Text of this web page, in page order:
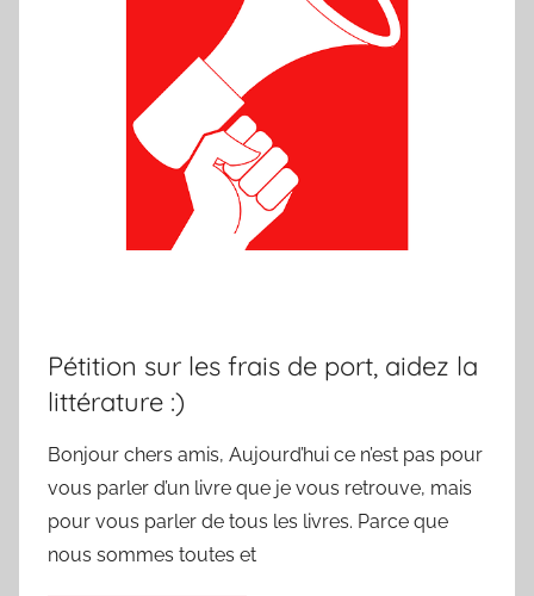
Pétition sur les frais de port, aidez la
littérature :)
Bonjour chers amis, Aujourd’hui ce n’est pas pour
vous parler d’un livre que je vous retrouve, mais
pour vous parler de tous les livres. Parce que
nous sommes toutes et